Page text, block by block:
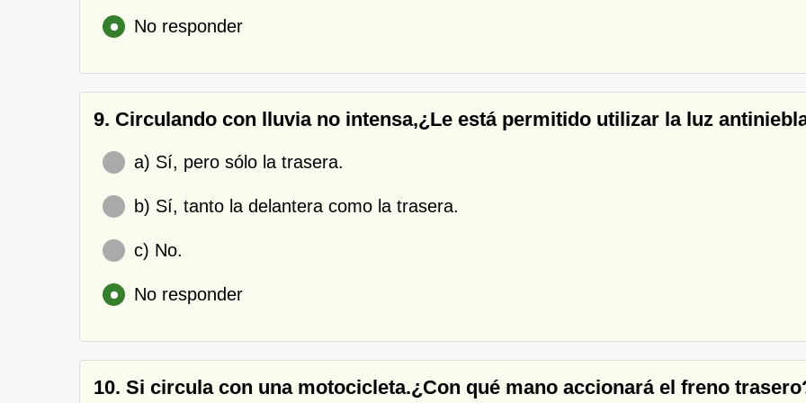
No responder
9. Circulando con lluvia no intensa,¿Le está permitido utilizar la luz
a) Sí, pero sólo la trasera.
b) Sí, tanto la delantera como la trasera.
c) No.
No responder
10. Si circula con una motocicleta.¿Con qué mano accionará el freno